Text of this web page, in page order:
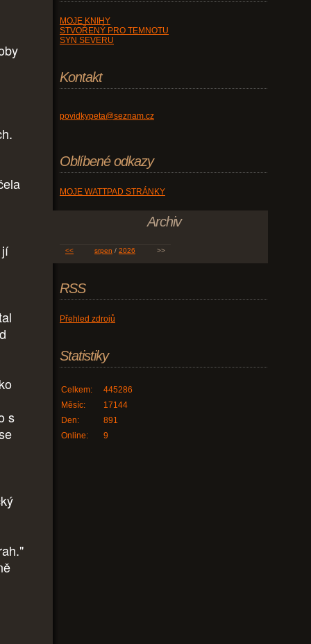
s
MOJE KNIHY
STVOŘENÝ PRO TEMNOTU
SYN SEVERU
Kontakt
povidkypeta@seznam.cz
Oblíbené odkazy
MOJE WATTPAD STRÁNKY
Archiv
<< srpen / 2026 >>
RSS
Přehled zdrojů
Statistiky
Online: 9
Celkem:
445286
Měsíc:
17144
Den:
891